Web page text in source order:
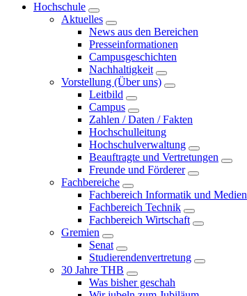
Hochschule
Aktuelles
News aus den Bereichen
Presseinformationen
Campusgeschichten
Nachhaltigkeit
Vorstellung (Über uns)
Leitbild
Campus
Zahlen / Daten / Fakten
Hochschulleitung
Hochschulverwaltung
Beauftragte und Vertretungen
Freunde und Förderer
Fachbereiche
Fachbereich Informatik und Medien
Fachbereich Technik
Fachbereich Wirtschaft
Gremien
Senat
Studierendenvertretung
30 Jahre THB
Was bisher geschah